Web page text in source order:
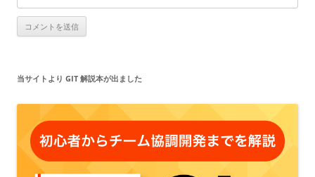
当サイトより GIT 解説本が出ました